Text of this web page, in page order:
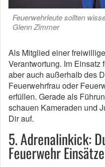
Feuerwehrleute sollten
Glenn Zimmer
Als Mitglied einer
Verantwortung. Im Einsatz
aber auch außerhalb des
Feuerwehrfrau oder
erfüllen. Gerade als
schauen Kameraden und
Dir auf.
5. Adrenalinkick:
Feuerwehr